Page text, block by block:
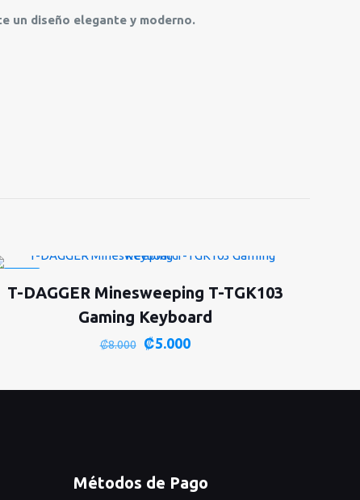
un diseño elegante y moderno.
T-DAGGER Minesweeping T-TGK103
Gaming Keyboard
₡8.000
El
original
₡5.000El
actual
Métodos de Pago